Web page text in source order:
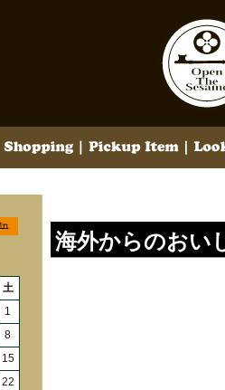
海外からのおい
土
1
8
15
22